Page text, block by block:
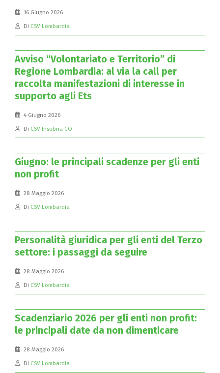
16 Giugno 2026
Di CSV Lombardia
Avviso “Volontariato e Territorio” di
Regione Lombardia: al via la call per
raccolta manifestazioni di interesse in
supporto agli Ets
4 Giugno 2026
Di CSV Insubria CO
Giugno: le principali scadenze per gli enti
non profit
28 Maggio 2026
Di CSV Lombardia
Personalità giuridica per gli enti del Terzo
settore: i passaggi da seguire
28 Maggio 2026
Di CSV Lombardia
Scadenziario 2026 per gli enti non profit:
le principali date da non dimenticare
28 Maggio 2026
Di CSV Lombardia